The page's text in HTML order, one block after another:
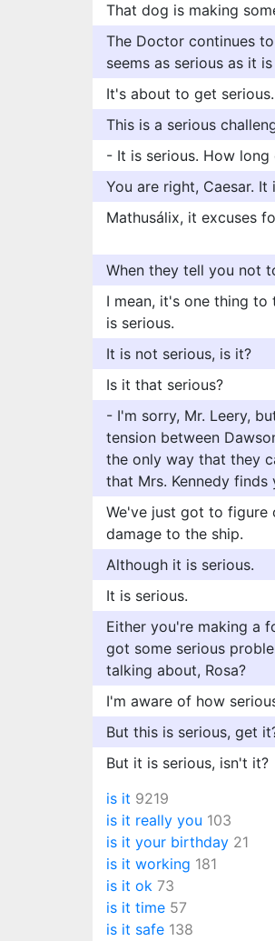
That dog is making
The Doctor continues
seems as serious as it
It's about to get serious.
This is a serious
- It is serious. How
You are right, Caesar. It
Mathusálix, it excuses
When they tell you not
I mean, it's one thing
is serious.
It is not serious, is it?
Is it that serious?
- I'm sorry, Mr. Leery,
tension between
the only way that they
that Mrs. Kennedy finds
We've just got to figure
damage to the ship.
Although it is serious.
It is serious.
Either you're making a
got some serious
talking about, Rosa?
I'm aware of how
But this is serious, get
But it is serious, isn't it?
is it 9219
is it really you 103
is it your birthday 21
is it working 181
is it ok 73
is it time 57
is it safe 138